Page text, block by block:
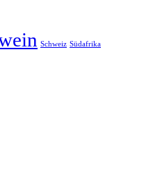
Schweiz Südafrika